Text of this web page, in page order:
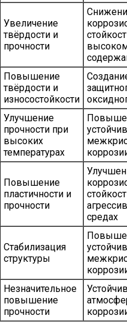
Увеличение
твёрдости и
прочности
Повышение
твёрдости и
износостойкости
Улучшение
прочности при
высоких
температурах
Повышение
пластичности и
прочности
средах
Стабилизация
структуры
Незначительное
повышение
прочности